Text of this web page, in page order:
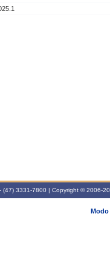
(47) 3331-7800 | Copyright © 2006-
Modo